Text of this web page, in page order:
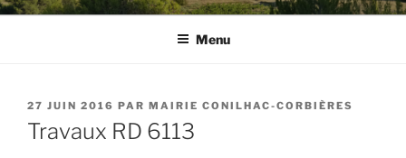
Menu
PUBLIÉ
LE
27 JUIN 2016 PAR MAIRIE CONILHAC-CORBIÈRES
Travaux RD 6113